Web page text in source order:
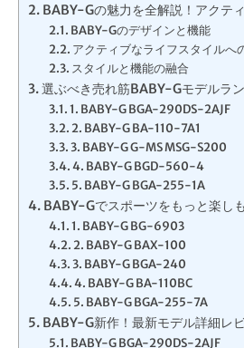
BABY-Gの魅力を全解説！アクテ
BABY-Gのデザインと機能
アクティブなライフスタイルへ
スタイルと機能の融合
選ぶべき売れ筋BABY-Gモデルラ
1. BABY-G BGA-290DS-2AJF
2. BABY-G BA-110-7A1
3. BABY-G G-MS MSG-S200
4. BABY-G BGD-560-4
5. BABY-G BGA-255-1A
BABY-Gでスポーツをもっと楽し
1. BABY-G BG-6903
2. BABY-G BAX-100
3. BABY-G BGA-240
4. BABY-G BA-110BC
5. BABY-G BGA-255-7A
BABY-G新作！最新モデル詳細レ
BABY-G BGA-290DS-2AJF